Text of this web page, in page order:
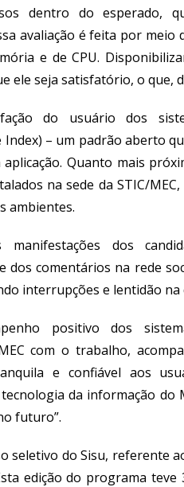
dentro do esperado,
avaliação é feita por meio
e de CPU.
ele seja satisfatório, o que,
do usuário dos
Index) – um padrão aberto
. Quanto mais
na sede da STIC/MEC,
ambientes.
manifestações dos
dos comentários na rede
interrupções e lentidão
positivo dos
com o trabalho,
e confiável aos
tecnologia da informação do
futuro”.
seletivo do Sisu, referente
edição do programa teve